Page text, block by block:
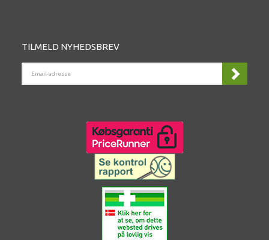
TILMELD NYHEDSBREV
ADRESSE